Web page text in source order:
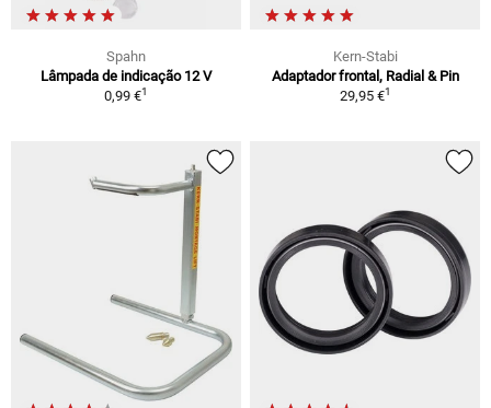
Spahn
Lâmpada de indicação 12 V
0,99 €1
Kern-Stabi
Adaptador frontal, Radial & Pin
29,95 €1